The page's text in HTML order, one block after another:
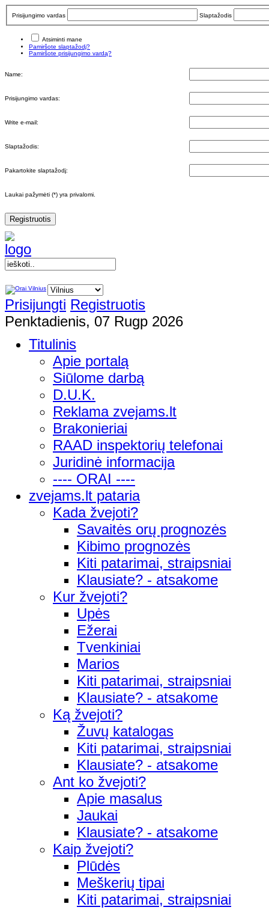
Prisijungimo vardas Slaptažodis
Atsiminti mane
Pamiršote slaptažodį?
Pamiršote prisijungimo vardą?
Name:
Prisijungimo vardas:
Write e-mail:
Slaptažodis:
Pakartokite slaptažodį:
Laukai pažymėti (*) yra privalomi.
Registruotis
Prisijungti Registruotis
Penktadienis, 07 Rugp 2026
Titulinis
Apie portalą
Siūlome darbą
D.U.K.
Reklama zvejams.lt
Brakonieriai
RAAD inspektorių telefonai
Juridinė informacija
---- ORAI ----
zvejams.lt pataria
Kada žvejoti?
Savaitės orų prognozės
Kibimo prognozės
Kiti patarimai, straipsniai
Klausiate? - atsakome
Kur žvejoti?
Upės
Ežerai
Tvenkiniai
Marios
Kiti patarimai, straipsniai
Klausiate? - atsakome
Ką žvejoti?
Žuvų katalogas
Kiti patarimai, straipsniai
Klausiate? - atsakome
Ant ko žvejoti?
Apie masalus
Jaukai
Klausiate? - atsakome
Kaip žvejoti?
Plūdės
Meškerių tipai
Kiti patarimai, straipsniai